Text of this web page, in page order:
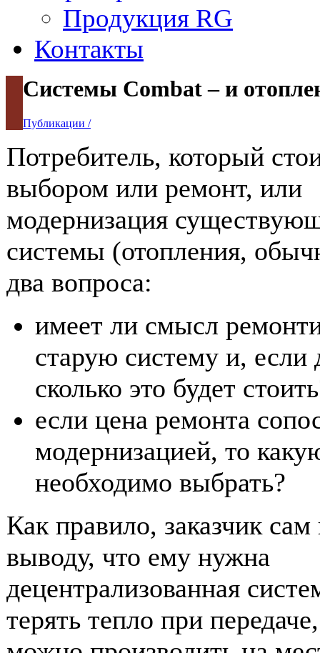
Продукция RG
Контакты
Системы Combat – и
Публикации /
Потребитель, который
выбором или ремонт, или
модернизация
системы (отопления,
два вопроса:
имеет ли смысл
старую систему и, если
сколько это будет
если цена ремонта
модернизацией, то
необходимо выбрать?
Как правило, заказчик
выводу, что ему нужна
децентрализованная
терять тепло при